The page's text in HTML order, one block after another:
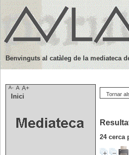
Tornar
24cerca
Benvinguts al catàleg de la mediateca
A- A A+
Inici